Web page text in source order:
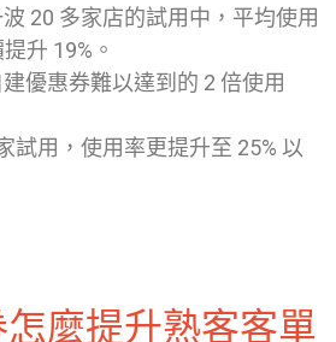
20 多家店的試用中，平均使用
升 19%。
優惠券難以達到的 2 倍使用
試用，使用率更提升至 25% 以
麼提升熟客客單